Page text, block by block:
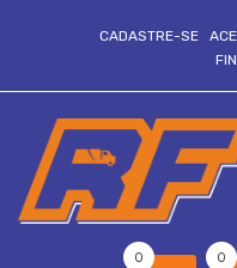
CADASTRE-SE
0
0